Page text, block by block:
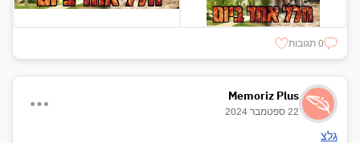
0 תגובות
Memoriz Plus
22 ספטמבר 2024
גלצ